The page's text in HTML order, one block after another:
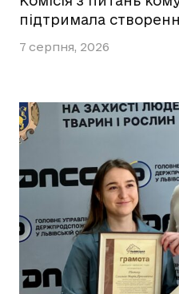
підтримала
7 серпня, 2026